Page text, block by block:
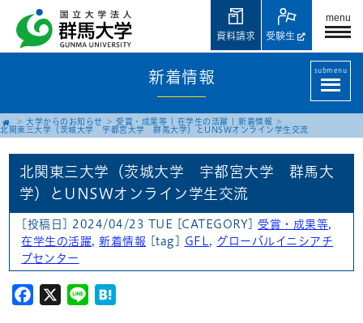
menu
受験生
資料請求
新着情報 submenu
大学からのお知らせ 受賞・成果等 在学生の活躍
新着情報
北関東三大学（茨城大学 宇都宮大学 群馬大学）とUNSWオンライン学生交流
北関東三大学（茨城大学 宇都宮大学 群馬大
学）とUNSWオンライン学生交流
[投稿日] 2024/04/23 TUE [CATEGORY] 受賞・成果等,
在学生の活躍,新着情報 [tag] GFL , グローバルイニシアチ
ブセンター
Facebook
X Line